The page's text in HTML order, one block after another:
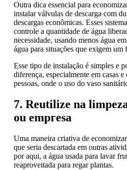
Outra dica essencial para
instalar válvulas de descarga com
descargas econômicas. Esses
controle a quantidade de água
necessidade, usando menos água
água para situações que exigem um
Esse tipo de instalação é simples e
diferença, especialmente em casas
pessoas, onde o uso do vaso
7. Reutilize na
ou empresa
Uma maneira criativa de
que seria descartada em outras
por aqui, a água usada para lavar
reaproveitada para regar plantas.